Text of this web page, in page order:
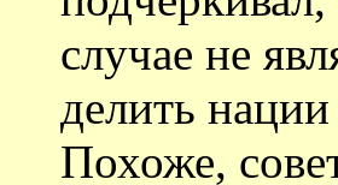
случае не
делить
Похоже,